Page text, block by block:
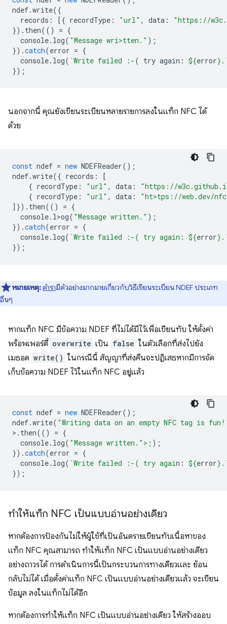
ndef.write({
records : [{ recordType : "url" , data :
"https://
}). then(() = {
console. log( "Message wri>tten." );
}).catch(error = {
console. log( `Write failed :- ( try again: ${error}
});
นอกจากนี้ คุณยังเขียนระเบียนหลายรายการลงในแท็ก NFC ได้
ด้วย
const ndef = new NDEFReader();
ndef.write({ records :
[
{ recordType : "url" , data :
"https://
{ recordType : "url" , data :
"ht>tps://web.dev/
]}). then(() = {
console. l>og( "Message written." );
}).catch(error = {
console. log( `Write failed :-( try again: ${error}
});
หมายเหตุ:ตำรามีตัวอย่างมากมายเกี่ยวกับวิธีเขียนระเบียน NDEF ประเภท
อื่นๆ
หากแท็ก NFC มีข้อความ NDEF ที่ไม่ได้มีไว้เพื่อเขียนทับ ให้ตั้งค่า
พร็อพเพอร์ตี้ overwrite เป็น false ในตัวเลือกที่ส่งไปยัง
เมธอด write() ในกรณีนี้ สัญญาที่ส่งคืนจะปฏิเสธหากมีการจัด
เก็บข้อความ NDEF ไว้ในแท็ก NFC อยู่แล้ว
const ndef = new NDEFReader();
ndef.write( "Writing data on an empty NFC tag is
> . then(() = {
console. log( "Message written.">; );
}).catch(error = {
console. log( `Write failed :-( try again: ${error}
});
ทำให้แท็ก NFC เป็นแบบอ่านอย่างเดียว
หากต้องการป้องกันไม่ให้ผู้ใช้ที่เป็นอันตรายเขียนทับเนื้อหาของ
แท็ก NFC คุณสามารถ ทำให้แท็ก NFC เป็นแบบอ่านอย่างเดียว
อย่างถาวรได้ การดำเนินการนี้เป็นกระบวนการทางเดียวและ ย้อน
กลับไม่ได้ เมื่อตั้งค่าแท็ก NFC เป็นแบบอ่านอย่างเดียวแล้ว จะเขียน
ข้อมูล ลงในแท็กไม่ได้อีก
หากต้องการทำให้แท็ก NFC เป็นแบบอ่านอย่างเดียว ให้สร้างออบ